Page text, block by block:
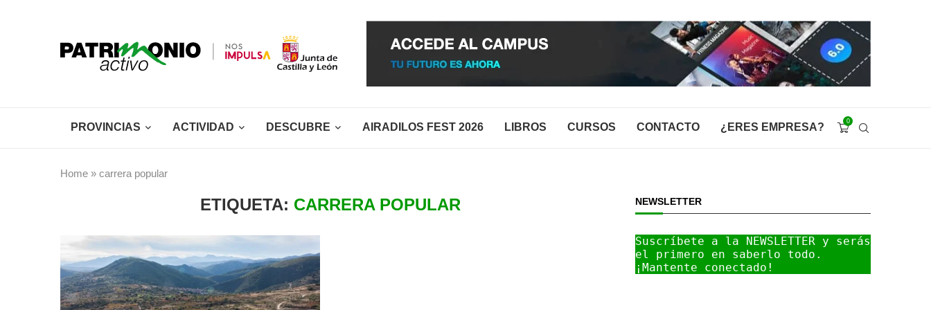
PROVINCIAS ACTIVIDAD DESCUBRE AIRADILOS FEST 2026 LIBROS CURSOS CONTACTO ¿ERES EMPRESA? 0
Home » carrera popular
ETIQUETA: CARRERA POPULAR NEWSLETTER
Suscríbete a la NEWSLETTER y serás
el primero en saberlo todo.
¡Mantente conectado!